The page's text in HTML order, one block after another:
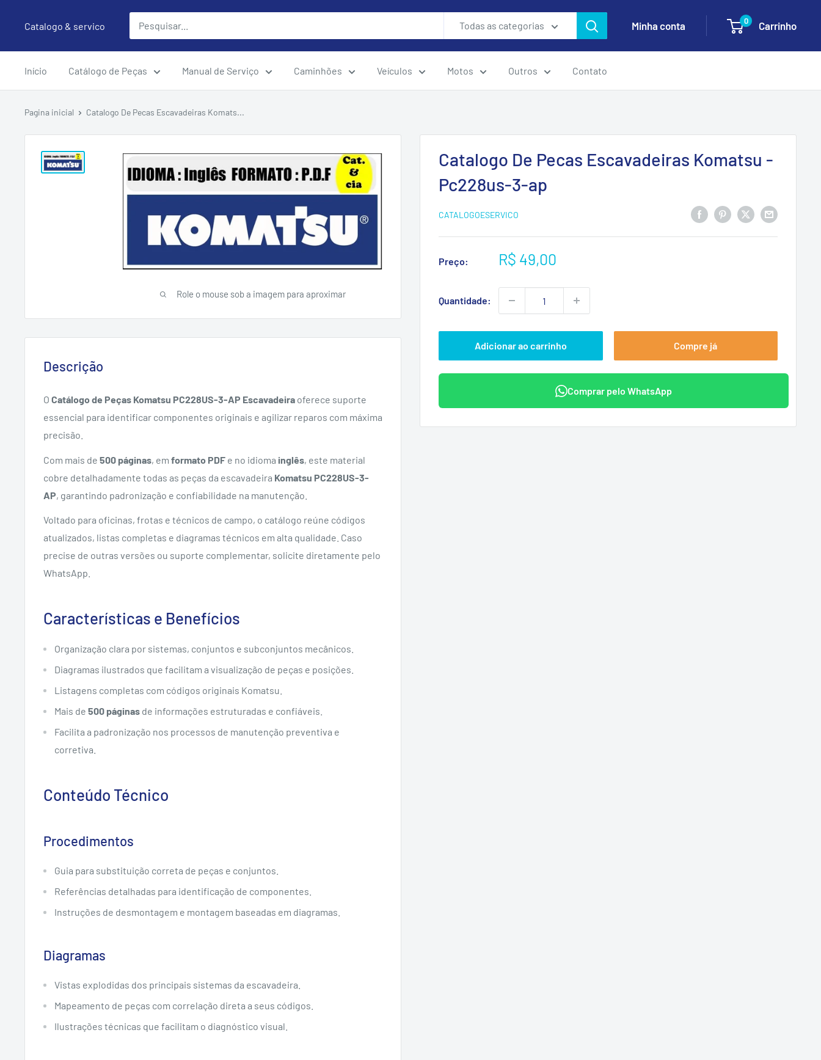
Catalogo & servico Todas as categorias Minha conta 0 Carrinho
Início Catálogo de Peças Manual de Serviço Caminhões Veículos Motos Outros Contato
Pagina inicial Catalogo De Pecas Escavadeiras Komats...
Role o mouse sob a imagem para aproximar
Catalogo De Pecas Escavadeiras Komatsu -
Pc228us-3-ap
CATALOGOESERVICO
Preço:
Preço
R$ 49,00
Quantidade:
Adicionar ao carrinho Compre já
Comprar pelo WhatsApp
Descrição
O Catálogo de Peças Komatsu PC228US-3-AP Escavadeira oferece suporte
essencial para identificar componentes originais e agilizar reparos com máxima
precisão.
Com mais de 500 páginas, em formato PDF e no idioma inglês, este material
cobre detalhadamente todas as peças da escavadeira Komatsu PC228US-3-
AP, garantindo padronização e confiabilidade na manutenção.
Voltado para oficinas, frotas e técnicos de campo, o catálogo reúne códigos
atualizados, listas completas e diagramas técnicos em alta qualidade. Caso
precise de outras versões ou suporte complementar, solicite diretamente pelo
WhatsApp.
Características e Benefícios
Organização clara por sistemas, conjuntos e subconjuntos mecânicos.
Diagramas ilustrados que facilitam a visualização de peças e posições.
Listagens completas com códigos originais Komatsu.
Mais de 500 páginas de informações estruturadas e confiáveis.
Facilita a padronização nos processos de manutenção preventiva e
corretiva.
Conteúdo Técnico
Procedimentos
Guia para substituição correta de peças e conjuntos.
Referências detalhadas para identificação de componentes.
Instruções de desmontagem e montagem baseadas em diagramas.
Diagramas
Vistas explodidas dos principais sistemas da escavadeira.
Mapeamento de peças com correlação direta a seus códigos.
Ilustrações técnicas que facilitam o diagnóstico visual.